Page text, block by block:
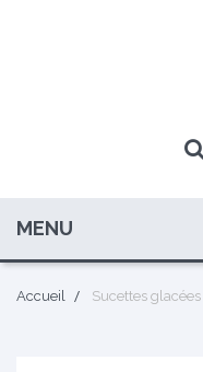
MENU
Accueil Sucettes glacées